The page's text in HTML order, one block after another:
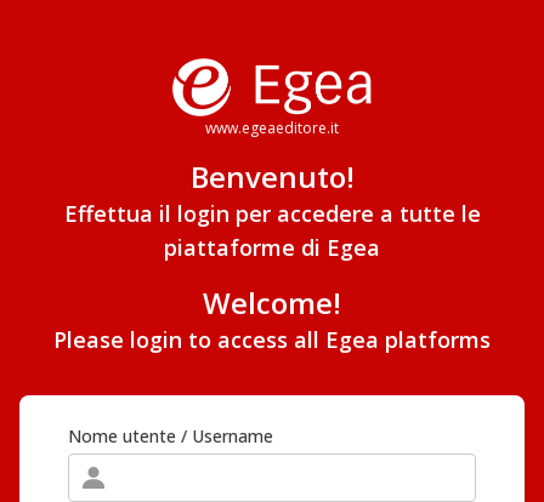
www.egeaeditore.it
Benvenuto!
Effettua il login per accedere a tutte le
piattaforme di Egea
Welcome!
Please login to access all Egea platforms
Nome utente / Username